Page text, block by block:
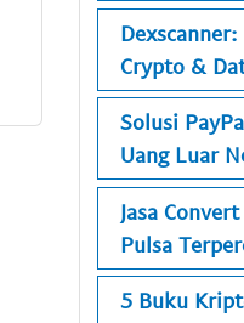
Crypto &
Solusi
Uang Luar
Jasa
Pulsa
5 Buku